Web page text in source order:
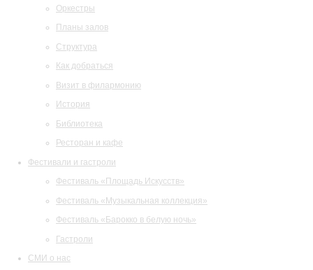
Оркестры
Планы залов
Структура
Как добраться
Визит в филармонию
История
Библиотека
Ресторан и кафе
Фестивали и гастроли
Фестиваль «Площадь Искусств»
Фестиваль «Музыкальная коллекция»
Фестиваль «Барокко в белую ночь»
Гастроли
СМИ о нас